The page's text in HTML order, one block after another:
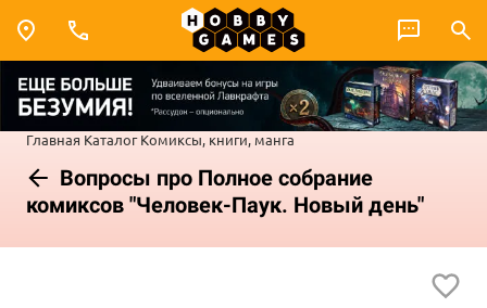
Главная Каталог Комиксы, книги, манга
Вопросы про Полное собрание
комиксов "Человек-Паук. Новый день"